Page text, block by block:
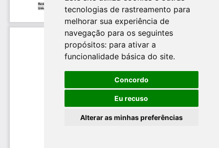
tecnologias de rastreamento para
melhorar sua experiência de
navegação para os seguintes
propósitos: para ativar a
funcionalidade básica do site.
Concordo
Eu recuso
Alterar as minhas preferências